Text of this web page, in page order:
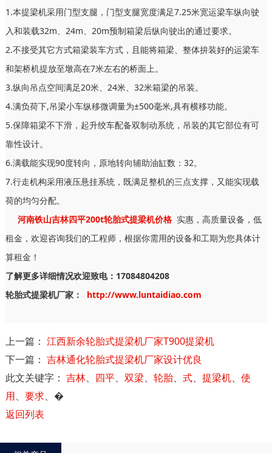
1.本提梁机采用门型支腿，门型支腿宽度满足7.25米宽运梁车纵向驶
入和装载32m、24m、20m预制箱梁后纵向驶出的通过要求。
2.不接受其它方式箱梁装车方式，且能将箱梁、整体拚装好的运梁车
和架桥机提放至墩高在7米左右的桥面上。
3.纵向吊点空间满足20米、24米、32米箱梁的吊装。
4.满负荷下,吊梁小车纵移微调量为±500毫米,具有横移功能。
5.保障箱梁不下滑，起升绞车配备双制动系统，吊装的其它部位有可
靠性设计。
6.满载能实现90度转向，原地转向辅助油缸数：32。
7.行走机构采用液压悬挂系统，既满足整机的三点支撑，又能实现载
荷的均匀分配。
河南铁山吉林四平200t轮胎式提梁机价格 实惠，高质量设备，低
租金，欢迎咨询我们的工程师，根据你需用的设备和工期为您具体计
算租金！
了解更多详细情况欢迎致电：17084804208
轮胎式提梁机厂家：
http://www.luntaidiao.com
上一篇： 江西新余轮胎式提梁机厂家T900提梁机
下一篇： 吉林通化轮胎式提梁机厂家设计优良
此文关键字： 吉林、 四平、 双梁、 轮胎、 式、 提梁机、 使
用、 要求、 �
返回列表